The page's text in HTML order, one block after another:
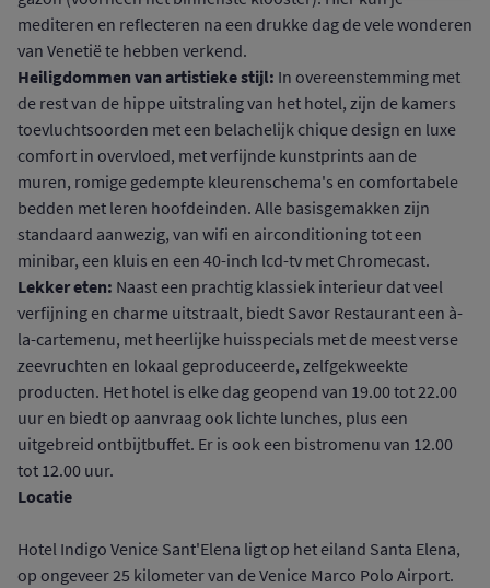
mediteren en reflecteren na een drukke dag de vele wonderen
van Venetië te hebben verkend.
Heiligdommen van artistieke stijl: In overeenstemming met
de rest van de hippe uitstraling van het hotel, zijn de kamers
toevluchtsoorden met een belachelijk chique design en luxe
comfort in overvloed, met verfijnde kunstprints aan de
muren, romige gedempte kleurenschema's en comfortabele
bedden met leren hoofdeinden. Alle basisgemakken zijn
standaard aanwezig, van wifi en airconditioning tot een
minibar, een kluis en een 40-inch lcd-tv met Chromecast.
Lekker eten: Naast een prachtig klassiek interieur dat veel
verfijning en charme uitstraalt, biedt Savor Restaurant een à-
la-cartemenu, met heerlijke huisspecials met de meest verse
zeevruchten en lokaal geproduceerde, zelfgekweekte
producten. Het hotel is elke dag geopend van 19.00 tot 22.00
uur en biedt op aanvraag ook lichte lunches, plus een
uitgebreid ontbijtbuffet. Er is ook een bistromenu van 12.00
tot 12.00 uur.
Locatie
Hotel Indigo Venice Sant'Elena ligt op het eiland Santa Elena,
op ongeveer 25 kilometer van de Venice Marco Polo Airport.